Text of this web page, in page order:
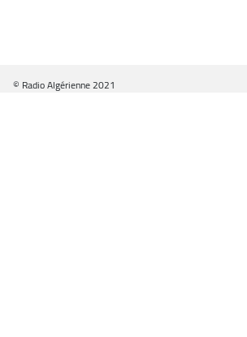
© Radio Algérienne 2021